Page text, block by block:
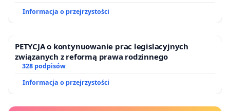
Informacja o przejrzystości
PETYCJA o kontynuowanie prac legislacyjnych
związanych z reformą prawa rodzinnego
328 podpisów
Informacja o przejrzystości